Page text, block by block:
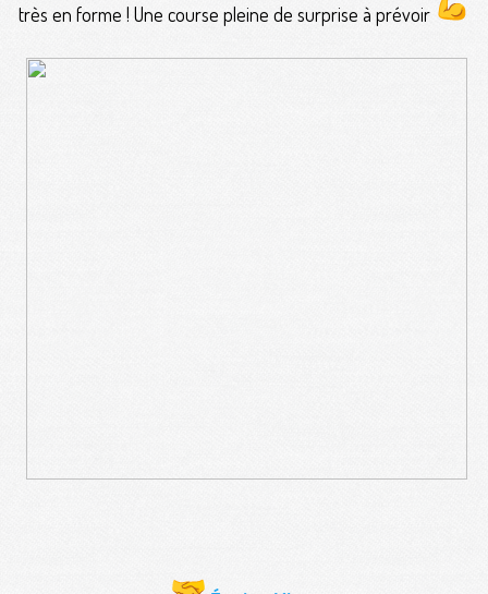
très en forme ! Une course pleine de surprise à prévoir